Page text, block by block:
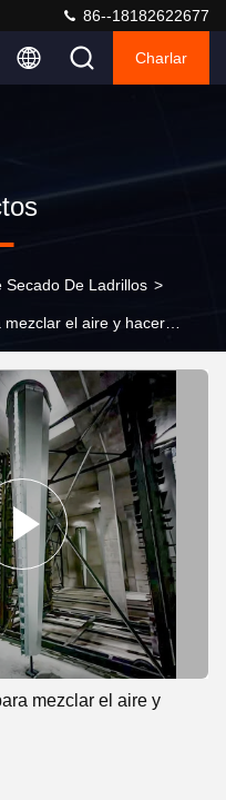
86--18182622677
Charlar
Secado De Ladrillos >
el aire y hacer
mezclar el aire y